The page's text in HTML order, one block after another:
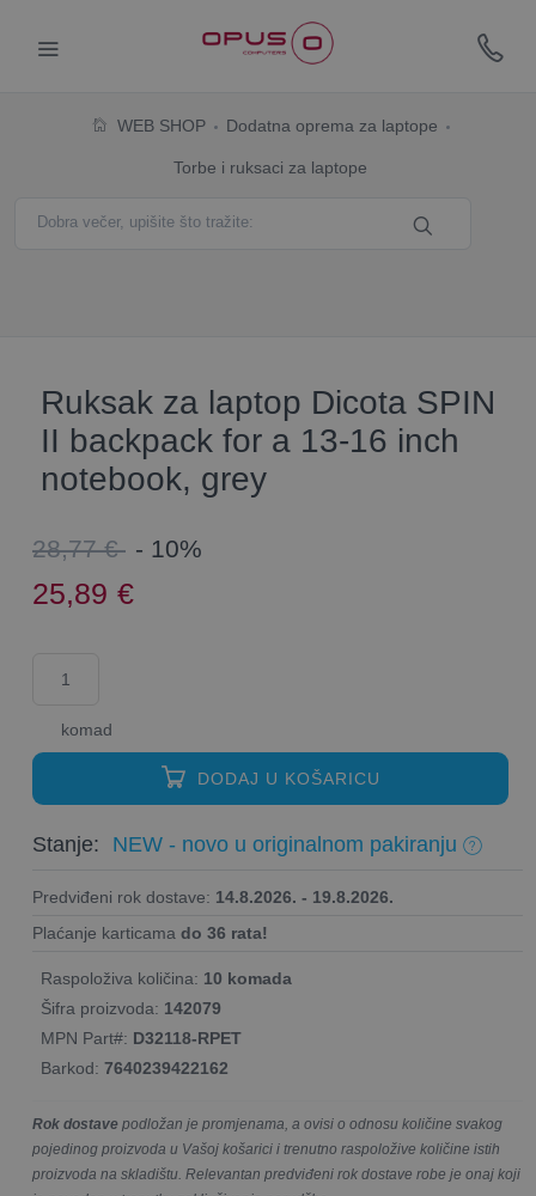
WEB SHOP Dodatna oprema za laptope
Torbe i ruksaci za laptope
Ruksak za laptop Dicota SPIN
II backpack for a 13-16 inch
notebook, grey
28,77 € - 10%
25,89 €
komad
DODAJ U KOŠARICU
Stanje: NEW - novo u originalnom pakiranju
Predviđeni rok dostave: 14.8.2026. - 19.8.2026.
Plaćanje karticama do 36 rata!
Raspoloživa količina: 10 komada
Šifra proizvoda: 142079
MPN Part#: D32118-RPET
Barkod: 7640239422162
Rok dostave podložan je promjenama, a ovisi o odnosu količine svakog
pojedinog proizvoda u Vašoj košarici i trenutno raspoložive količine istih
proizvoda na skladištu. Relevantan predviđeni rok dostave robe je onaj koji